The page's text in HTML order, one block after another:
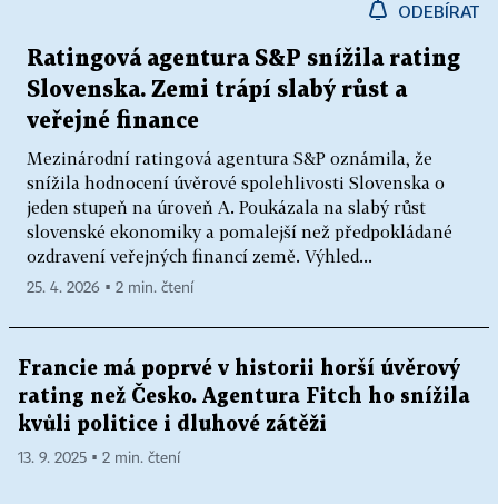
ODEBÍRAT
Ratingová agentura S&P snížila rating
Slovenska. Zemi trápí slabý růst a
veřejné finance
Mezinárodní ratingová agentura S&P oznámila, že
snížila hodnocení úvěrové spolehlivosti Slovenska o
jeden stupeň na úroveň A. Poukázala na slabý růst
slovenské ekonomiky a pomalejší než předpokládané
ozdravení veřejných financí země. Výhled...
25. 4. 2026 ▪ 2 min. čtení
Francie má poprvé v historii horší úvěrový
rating než Česko. Agentura Fitch ho snížila
kvůli politice i dluhové zátěži
13. 9. 2025 ▪ 2 min. čtení